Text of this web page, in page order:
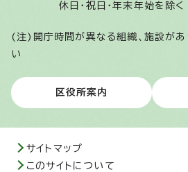
休日・祝日・年末年始を除く
(注)開庁時間が異なる組織、施設があ
い
区役所案内
サイトマップ
このサイトについて